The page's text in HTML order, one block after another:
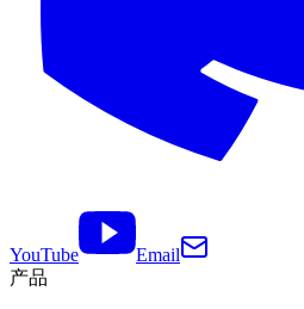
YouTube
Email
产品